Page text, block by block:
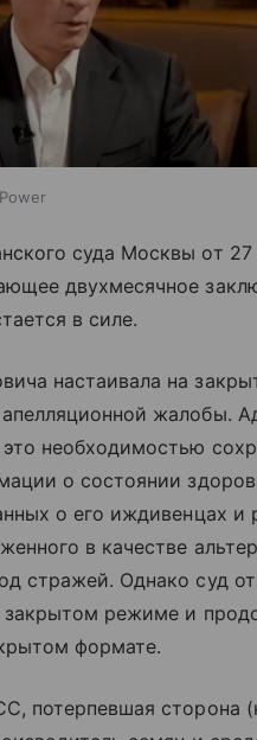
суда Москвы от 27
двухмесячное
в силе.
настаивала на
жалобы.
необходимостью
о состоянии
о его иждивенцах и
в качестве
стражей. Однако суд
закрытом режиме и
формате.
потерпевшая сторона